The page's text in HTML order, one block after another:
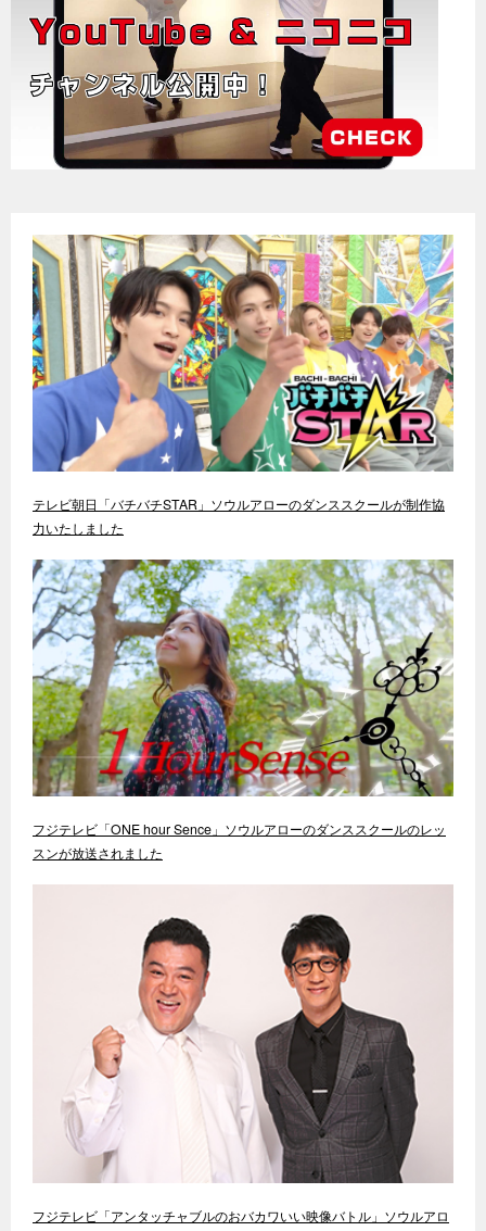
テレビ朝日「バチバチSTAR」ソウルアローのダンススクールが制作協
力いたしました
フジテレビ「ONE hour Sence」ソウルアローのダンススクールのレッ
スンが放送されました
フジテレビ「アンタッチャブルのおバカワいい映像バトル」ソウルアロ